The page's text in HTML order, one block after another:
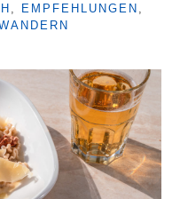
, EMPFEHLUNGEN ,